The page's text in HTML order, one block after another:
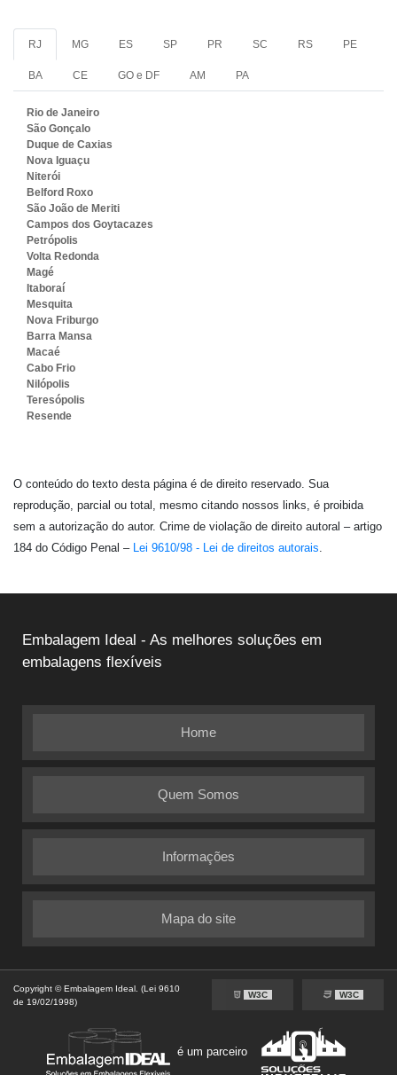
RJ MG ES SP PR SC RS PE
BA CE GO e DF AM PA
Rio de Janeiro
São Gonçalo
Duque de Caxias
Nova Iguaçu
Niterói
Belford Roxo
São João de Meriti
Campos dos Goytacazes
Petrópolis
Volta Redonda
Magé
Itaboraí
Mesquita
Nova Friburgo
Barra Mansa
Macaé
Cabo Frio
Nilópolis
Teresópolis
Resende
O conteúdo do texto desta página é de direito reservado. Sua
reprodução, parcial ou total, mesmo citando nossos links, é proibida
sem a autorização do autor. Crime de violação de direito autoral – artigo
184 do Código Penal – Lei 9610/98 - Lei de direitos autorais.
Embalagem Ideal - As melhores soluções em
embalagens flexíveis
Home
Quem Somos
Informações
Mapa do site
Copyright © Embalagem Ideal. (Lei 9610
de 19/02/1998)
W3C W3C
é um parceiro